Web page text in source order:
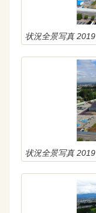
状況全景写真
状況全景写真